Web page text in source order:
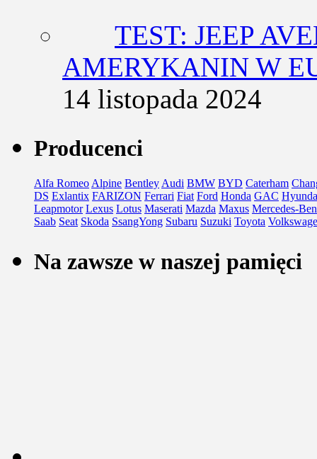
TEST: JEEP
AMERYKANIN W
14 listopada 2024
Producenci
Alfa Romeo Alpine Bentley Audi BMW BYD Caterham
DS Exlantix FARIZON Ferrari Fiat Ford Honda GAC
Leapmotor Lexus Lotus Maserati Mazda Maxus Mercedes-
Saab Seat Skoda SsangYong Subaru Suzuki Toyota
Na zawsze w naszej pamięci